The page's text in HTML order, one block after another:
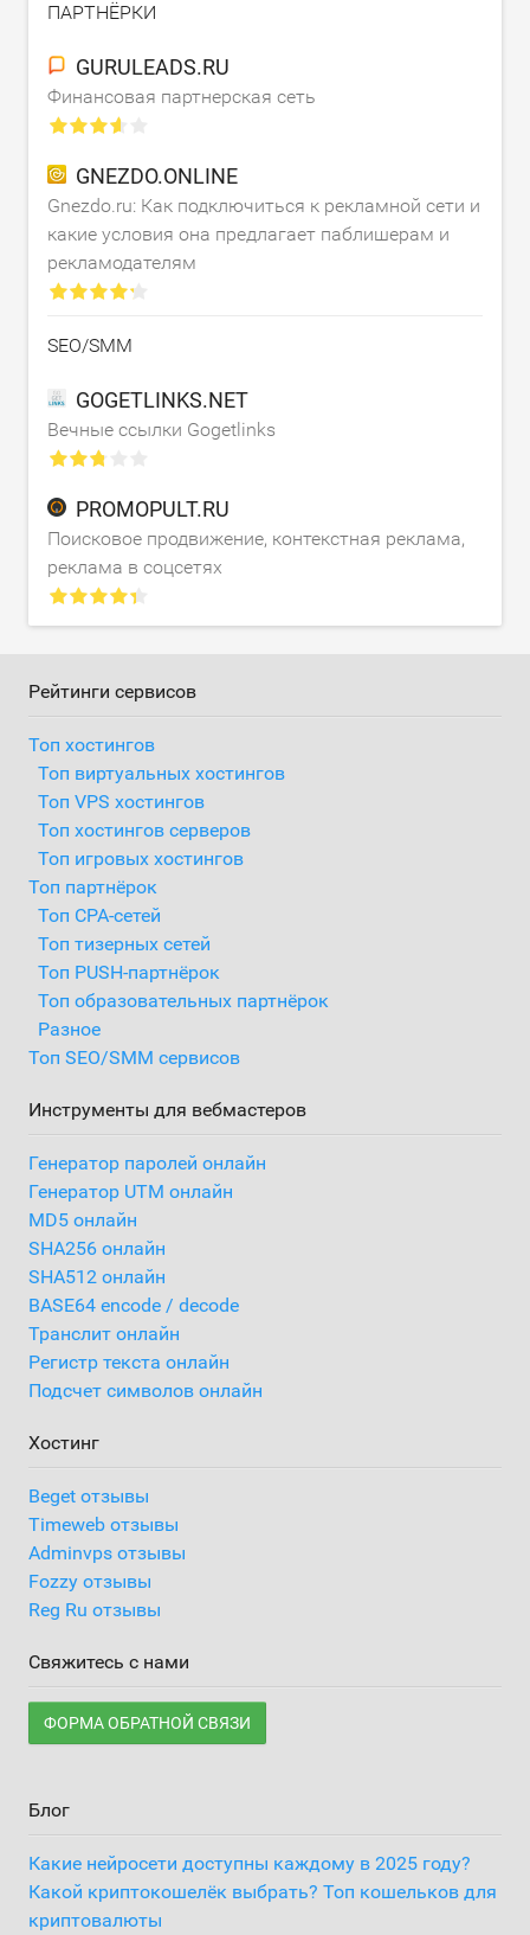
ПАРТНЁРКИ
GURULEADS.RU
Финансовая партнерская сеть
GNEZDO.ONLINE
Gnezdo.ru: Как подключиться к рекламной сети и
какие условия она предлагает паблишерам и
рекламодателям
SEO/SMM
GOGETLINKS.NET
Вечные ссылки Gogetlinks
PROMOPULT.RU
Поисковое продвижение, контекстная реклама,
реклама в соцсетях
Рейтинги сервисов
Топ хостингов
Топ виртуальных хостингов
Топ VPS хостингов
Топ хостингов серверов
Топ игровых хостингов
Топ партнёрок
Топ CPA-сетей
Топ тизерных сетей
Топ PUSH-партнёрок
Топ образовательных партнёрок
Разное
Топ SEO/SMM сервисов
Инструменты для вебмастеров
Генератор паролей онлайн
Генератор UTM онлайн
MD5 онлайн
SHA256 онлайн
SHA512 онлайн
BASE64 encode / decode
Транслит онлайн
Регистр текста онлайн
Подсчет символов онлайн
Хостинг
Beget отзывы
Timeweb отзывы
Adminvps отзывы
Fozzy отзывы
Reg Ru отзывы
Свяжитесь с нами
ФОРМА ОБРАТНОЙ СВЯЗИ
Блог
Какие нейросети доступны каждому в 2025 году?
Какой криптокошелёк выбрать? Топ кошельков для
криптовалюты